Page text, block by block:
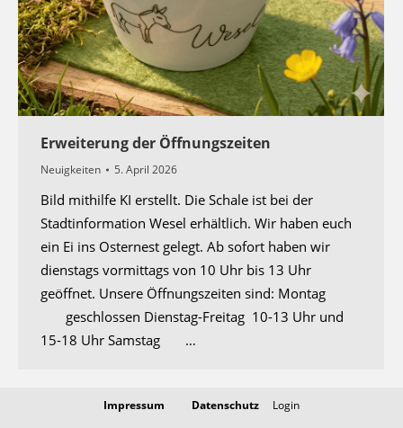
Erweiterung der Öffnungszeiten
Neuigkeiten 5. April 2026
Bild mithilfe KI erstellt. Die Schale ist bei der
Stadtinformation Wesel erhältlich. Wir haben euch
ein Ei ins Osternest gelegt. Ab sofort haben wir
dienstags vormittags von 10 Uhr bis 13 Uhr
geöffnet. Unsere Öffnungszeiten sind: Montag
geschlossen Dienstag-Freitag 10-13 Uhr und
15-18 Uhr Samstag …
Impressum Datenschutz Login